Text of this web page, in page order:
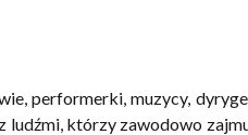
performerki, muzycy,
ludźmi, którzy zawodowo